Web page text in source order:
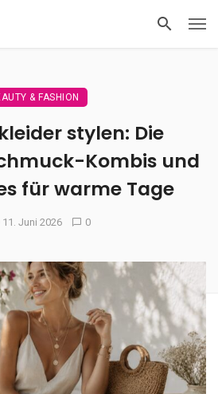
& FASHION
stylen: Die
Kombis und
für warme Tage
11. Juni 2026 0